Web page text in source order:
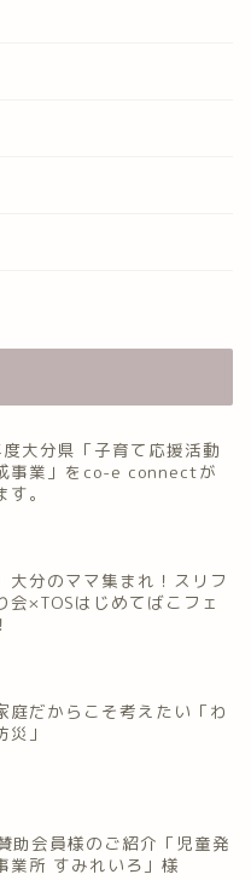
大分県「子育て応援活動
事業」をco-e connectが
。
大分のママ集まれ！スリフ
会×TOSはじめてばこフェ
庭だからこそ考えたい「わ
」
助会員様のご紹介「児童発
業所 すみれいろ」様